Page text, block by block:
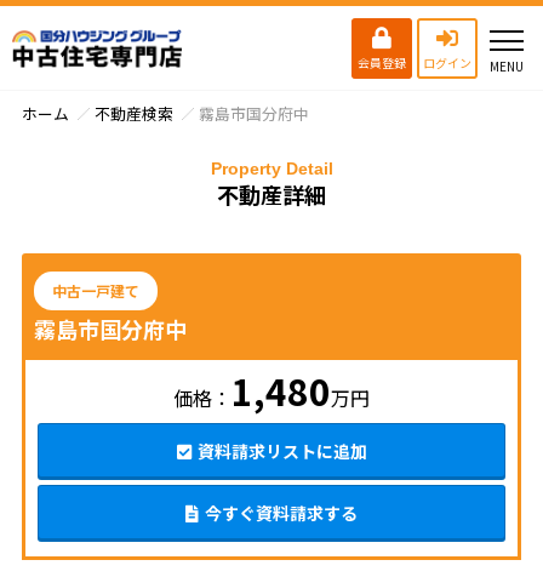
会員登録 ログイン
ホーム 不動産検索 霧島市国分府中
不動産詳細
Property Detail
中古一戸建て
霧島市国分府中
価格： 1,480万円
資料請求リストに追加
今すぐ資料請求する